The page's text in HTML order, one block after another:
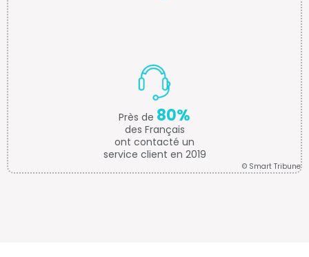
Près de 80%
des Français
ont contacté un
service client en 2019
© Smart Tribune